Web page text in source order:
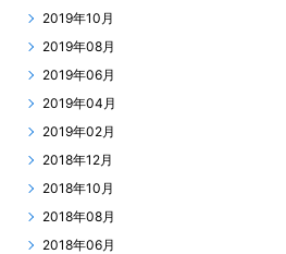
2019年10月
2019年08月
2019年06月
2019年04月
2019年02月
2018年12月
2018年10月
2018年08月
2018年06月